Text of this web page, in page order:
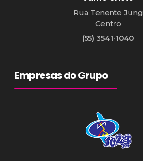
Rua Tenente Jung
Centro
(55) 3541-1040
Empresas do Grupo